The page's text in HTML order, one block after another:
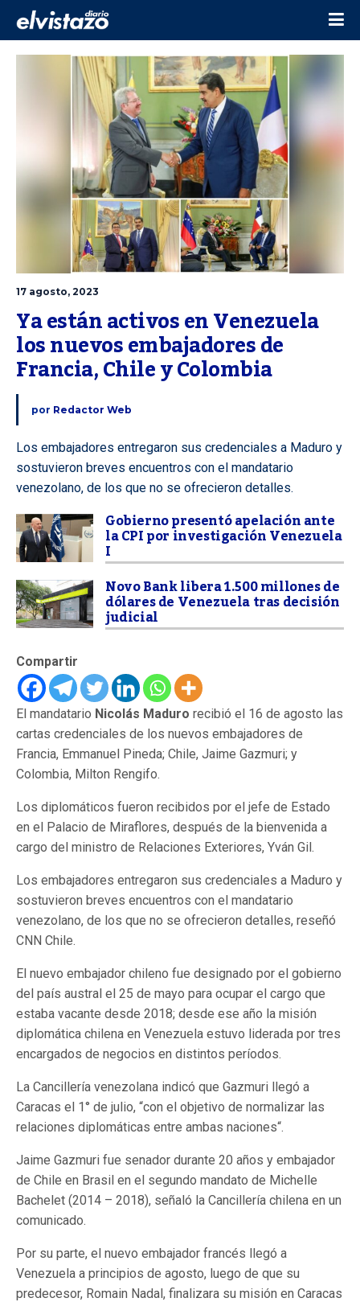
17 agosto, 2023
Ya están activos en Venezuela
los nuevos embajadores de
Francia, Chile y Colombia
por Redactor Web
Los embajadores entregaron sus credenciales a Maduro y
sostuvieron breves encuentros con el mandatario
venezolano, de los que no se ofrecieron detalles.
Gobierno presentó apelación ante
la CPI por investigación Venezuela
I
Novo Bank libera 1.500 millones de
dólares de Venezuela tras decisión
judicial
Compartir
El mandatario Nicolás Maduro recibió el 16 de agosto las
cartas credenciales de los nuevos embajadores de
Francia, Emmanuel Pineda; Chile, Jaime Gazmuri; y
Colombia, Milton Rengifo.
Los diplomáticos fueron recibidos por el jefe de Estado
en el Palacio de Miraflores, después de la bienvenida a
cargo del ministro de Relaciones Exteriores, Yván Gil.
Los embajadores entregaron sus credenciales a Maduro y
sostuvieron breves encuentros con el mandatario
venezolano, de los que no se ofrecieron detalles, reseñó
CNN Chile.
El nuevo embajador chileno fue designado por el gobierno
del país austral el 25 de mayo para ocupar el cargo que
estaba vacante desde 2018; desde ese año la misión
diplomática chilena en Venezuela estuvo liderada por tres
encargados de negocios en distintos períodos.
La Cancillería venezolana indicó que Gazmuri llegó a
Caracas el 1° de julio, “con el objetivo de normalizar las
relaciones diplomáticas entre ambas naciones“.
Jaime Gazmuri fue senador durante 20 años y embajador
de Chile en Brasil en el segundo mandato de Michelle
Bachelet (2014 – 2018), señaló la Cancillería chilena en un
comunicado.
Por su parte, el nuevo embajador francés llegó a
Venezuela a principios de agosto, luego de que su
predecesor, Romain Nadal, finalizara su misión en Caracas